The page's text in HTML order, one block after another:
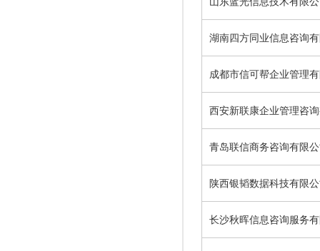
湖南四方同业信息咨询
成都市信可帮企业管理
西安新联康企业管理咨
青岛联信商务咨询有限
陕西银韬数据科技有限
长沙秋晖信息咨询服务